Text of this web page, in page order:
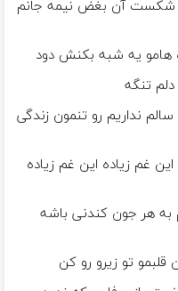
شکست آن بغض نیمه جانم
هامو یه شبه بکنش دود
دلم تنگه
نداریم رو تنمون زندگی
غم زیاده این غم زیاده
به هر جون کندنی باشه
قلبمو تو زیرو رو کن